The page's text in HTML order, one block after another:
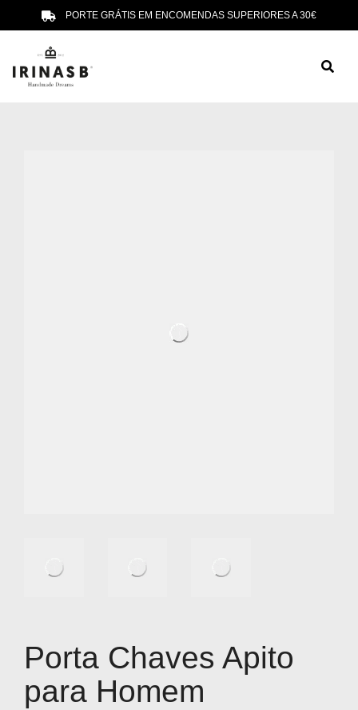
PORTE GRÁTIS EM ENCOMENDAS SUPERIORES A 30€
Porta Chaves Apito
para Homem